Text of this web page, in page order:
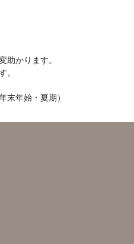
助かります。
。
末年始・夏期）